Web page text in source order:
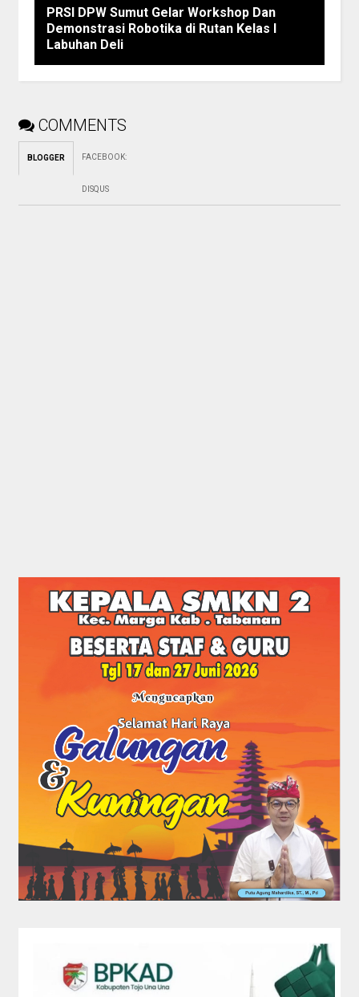
PRSI DPW Sumut Gelar Workshop Dan
Demonstrasi Robotika di Rutan Kelas I
Labuhan Deli
COMMENTS
BLOGGER FACEBOOK:
DISQUS